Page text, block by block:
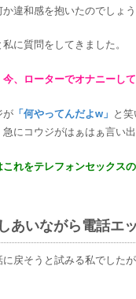
違和感を抱いたのでしょう
私に質問をしてきました。
今、ローターでオナニーして
が 「何やってんだよw」 と
にコウジがはぁはぁ言い
れをテレフォンセックス
あいながら電話エ
戻そうと試みる私でした